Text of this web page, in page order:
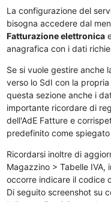
La configurazione del
bisogna accedere dal
Fatturazione elettronica
anagrafica con i dati
Se si vuole gestire anche
verso lo SdI con la
questa sezione anche i
importante ricordare di
dell'AdE Fatture e
predefinito come
Ricordarsi inoltre di
Magazzino > Tabelle IVA,
occorre indicare il codice
Di seguito screenshot su